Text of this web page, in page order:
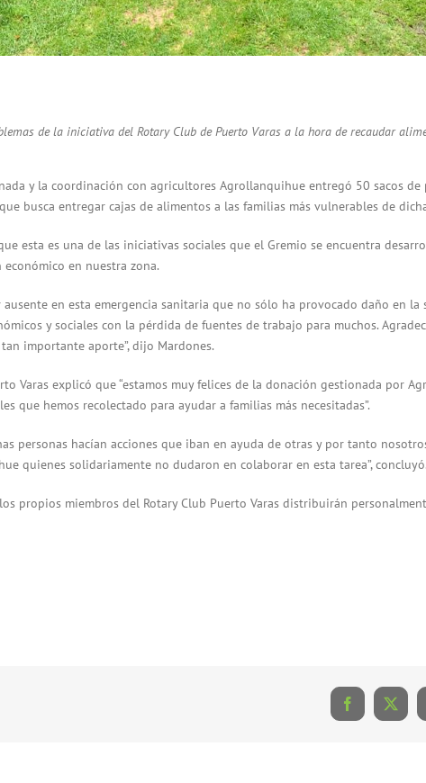
de la iniciativa del Rotary Club de Puerto Varas a la hora de recaudar
y la coordinación con agricultores Agrollanquihue entregó 50 sacos de
busca entregar cajas de alimentos a las familias más vulnerables de
esta es una de las iniciativas sociales que el Gremio se encuentra
en nuestra zona.
en esta emergencia sanitaria que no sólo ha provocado daño en la
y sociales con la pérdida de fuentes de trabajo para muchos.
importante aporte”, dijo Mardones.
Varas explicó que “estamos muy felices de la donación gestionada por
que hemos recolectado para ayudar a familias más necesitadas”.
personas hacían acciones que iban en ayuda de otras y por tanto
quienes solidariamente no dudaron en colaborar en esta tarea”, concluyó.
propios miembros del Rotary Club Puerto Varas distribuirán
Facebook
X